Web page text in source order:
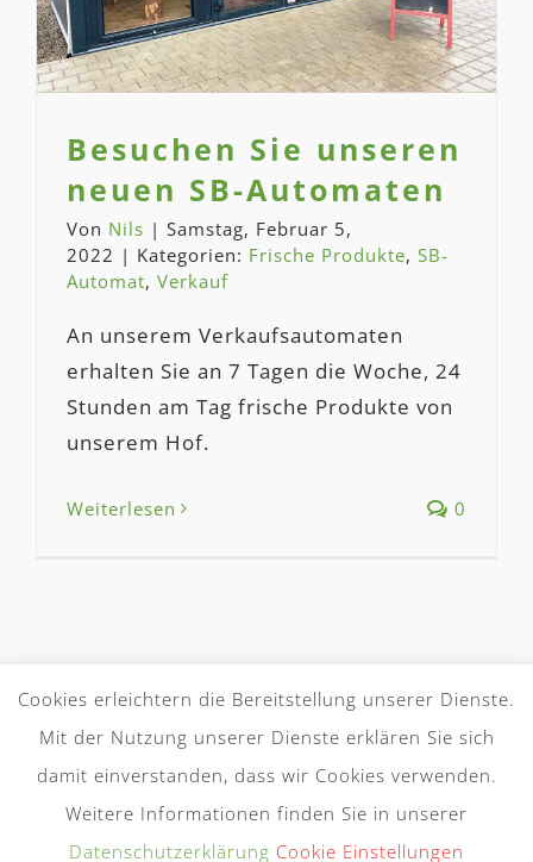
Besuchen Sie unseren
neuen SB-Automaten
Von Nils | Samstag, Februar 5,
2022 | Kategorien: Frische Produkte, SB-
Automat, Verkauf
An unserem Verkaufsautomaten
erhalten Sie an 7 Tagen die Woche, 24
Stunden am Tag frische Produkte von
unserem Hof.
Weiterlesen 0
Zahlung und Versand
Cookies erleichtern die Bereitstellung unserer Dienste.
Mit der Nutzung unserer Dienste erklären Sie sich
damit einverstanden, dass wir Cookies verwenden.
Weitere Informationen finden Sie in unserer
Datenschutzerklärung Cookie Einstellungen